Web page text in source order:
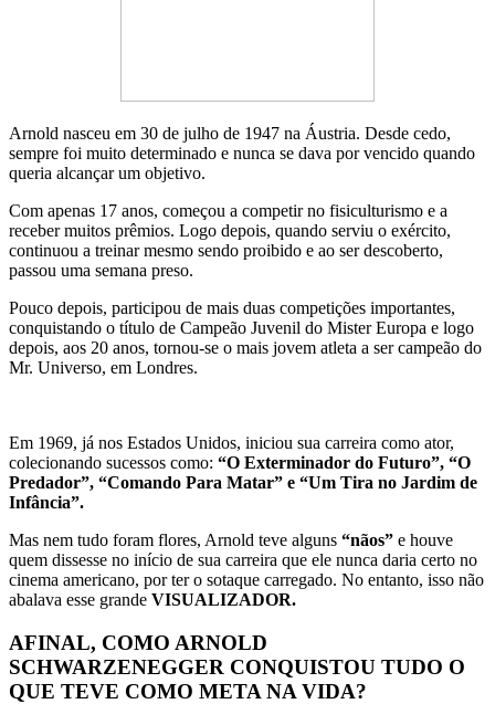
Arnold nasceu em 30 de julho de 1947 na Áustria. Desde cedo,
sempre foi muito determinado e nunca se dava por vencido quando
queria alcançar um objetivo.
Com apenas 17 anos, começou a competir no fisiculturismo e a
receber muitos prêmios. Logo depois, quando serviu o exército,
continuou a treinar mesmo sendo proibido e ao ser descoberto,
passou uma semana preso.
Pouco depois, participou de mais duas competições importantes,
conquistando o título de Campeão Juvenil do Mister Europa e logo
depois, aos 20 anos, tornou-se o mais jovem atleta a ser campeão do
Mr. Universo, em Londres.
Em 1969, já nos Estados Unidos, iniciou sua carreira como ator,
colecionando sucessos como: “O Exterminador do Futuro”, “O
Predador”, “Comando Para Matar” e “Um Tira no Jardim de
Infância”.
Mas nem tudo foram flores, Arnold teve alguns “nãos” e houve
quem dissesse no início de sua carreira que ele nunca daria certo no
cinema americano, por ter o sotaque carregado. No entanto, isso não
abalava esse grande VISUALIZADOR.
AFINAL, COMO ARNOLD
SCHWARZENEGGER CONQUISTOU TUDO O
QUE TEVE COMO META NA VIDA?